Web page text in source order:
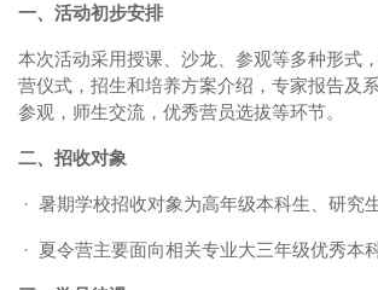
一、活动初步安排
本次活动采用授课、沙龙、参观等多种形式
营仪式，招生和培养方案介绍，专家报告及
参观，师生交流，优秀营员选拔等环节。
二、招收对象
· 暑期学校招收对象为高年级本科生、研究
· 夏令营主要面向相关专业大三年级优秀本科